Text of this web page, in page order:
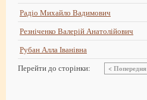
Радіо Михайло Вадимович
Резніченко Валерій Анатолійович
Рубан Алла Іванівна
Перейти до сторінки:
< Попередня